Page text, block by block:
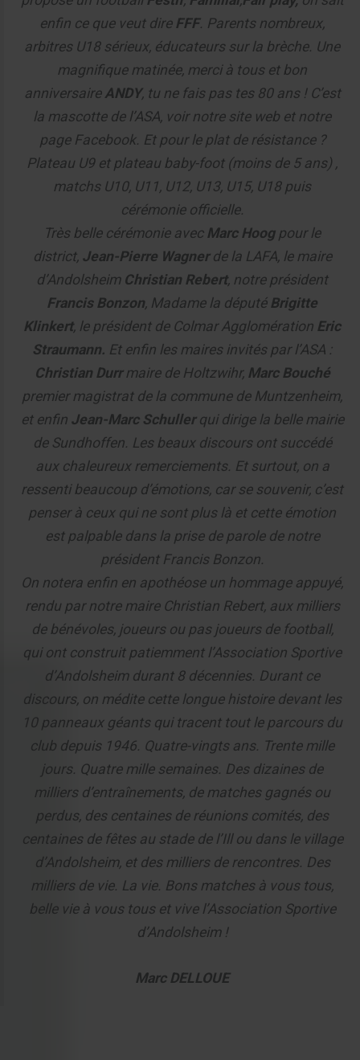
enfin ce que veut dire FFF. Parents nombreux,
arbitres U18 sérieux, éducateurs sur la brèche. Une
magnifique matinée, merci à tous et bon
anniversaire ANDY, tu ne fais pas tes 80 ans ! C’est
la mascotte de l’ASA, voir notre site web et notre
page Facebook. Et pour le plat de résistance ?
Plateau U9 et plateau baby-foot (moins de 5 ans) ,
matchs U10, U11, U12, U13, U15, U18 puis
cérémonie officielle.
Très belle cérémonie avec Marc Hoogpour le
district, Jean-Pierre Wagner de la LAFA, le maire
d’Andolsheim Christian Rebert, notre président
Francis Bonzon, Madame la député Brigitte
Klinkert, le président de Colmar Agglomération Eric
Straumann. Et enfin les maires invités par l’ASA :
Christian Durr maire de Holtzwihr, Marc Bouché
premier magistrat de la commune de Muntzenheim,
et enfin Jean-Marc Schullerqui dirige la belle mairie
de Sundhoffen. Les beaux discours ont succédé
aux chaleureux remerciements. Et surtout, on a
ressenti beaucoup d’émotions, car se souvenir, c’est
penser à ceux qui ne sont plus là et cette émotion
est palpable dans la prise de parole de notre
président Francis Bonzon.
On notera enfin en apothéose un hommage appuyé,
rendu par notre maire Christian Rebert, aux milliers
de bénévoles, joueurs ou pas joueurs de football,
qui ont construit patiemment l’Association Sportive
d’Andolsheim durant 8 décennies. Durant ce
discours, on médite cette longue histoire devant les
10 panneaux géants qui tracent tout le parcours du
club depuis 1946. Quatre-vingts ans. Trente mille
jours. Quatre mille semaines. Des dizaines de
milliers d’entraînements, de matches gagnés ou
perdus, des centaines de réunions comités, des
centaines de fêtes au stade de l’Ill ou dans le village
d’Andolsheim, et des milliers de rencontres. Des
milliers de vie. La vie. Bons matches à vous tous,
belle vie à vous tous et vive l’Association Sportive
d’Andolsheim !
Marc DELLOUE